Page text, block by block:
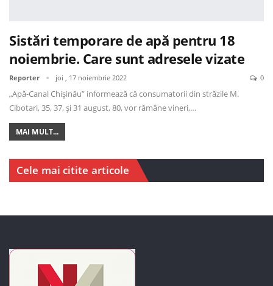
Sistări temporare de apă pentru 18
noiembrie. Care sunt adresele vizate
Reporter joi , 17 noiembrie 2022 0
„Apă-Canal Chișinău” informează că consumatorii din străzile M.
Cibotari, 35, 37, și 31 august, 80, vor rămâne vineri,…
MAI MULT...
Cele mai citite articole